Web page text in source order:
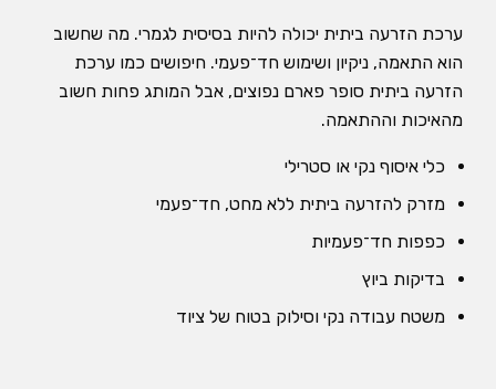
ערכת הזרעה ביתית יכולה להיות בסיסית לגמרי. מה שחשוב
הוא התאמה, ניקיון ושימוש חד־פעמי. חיפושים כמו ערכת
הזרעה ביתית סופר פארם נפוצים, אבל המותג פחות חשוב
מהאיכות וההתאמה.
כלי איסוף נקי או סטרילי
מזרק להזרעה ביתית ללא מחט, חד־פעמי
כפפות חד־פעמיות
בדיקות ביוץ
משטח עבודה נקי וסילוק בטוח של ציוד